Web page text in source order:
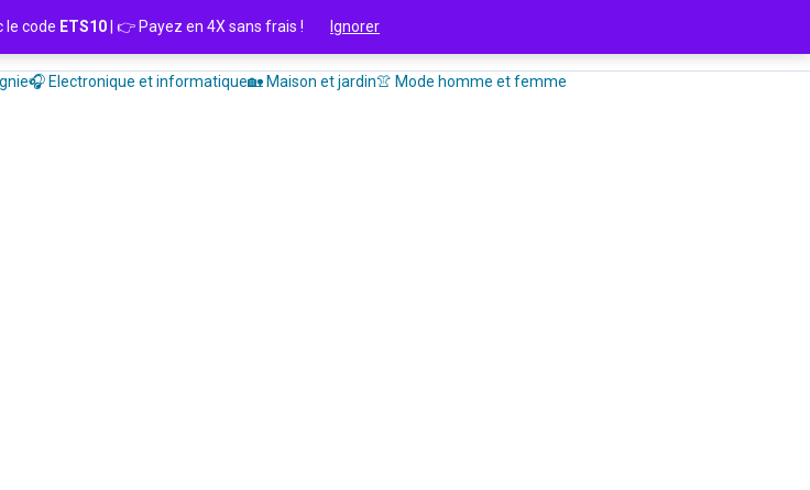
🎧 Electronique et informatique🏡 Maison et jardin👚 Mode homme et femme
le code ETS10 | 👉 Payez en 4X sans frais ! Ignorer